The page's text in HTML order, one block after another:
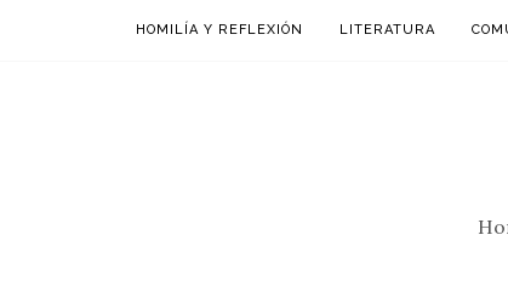
HOMILÍA Y REFLEXIÓN LITERATURA